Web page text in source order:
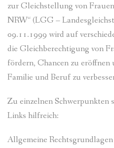
PR-INFOS
FAQ
KONTAKT
zur Gleichstellung von
NRW“ (LGG –
09.11.1999 wird auf
die Gleichberechtigung von
fördern, Chancen zu eröffnen
Familie und Beruf zu
Zu einzelnen Schwerpunkten
Links hilfreich:
Allgemeine